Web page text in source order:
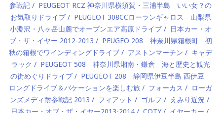
参戦記
PEUGEOT RCZ 神奈川県横須賀・三浦半島 いい女？の
お気取りドライブ
PEUGEOT 308CCローランギャロス 山梨県
小淵沢・八ヶ岳山麓でオープンエア高原ドライブ
日本カー・オ
ブ・ザ・イヤー 2012-2013
PEUGEO 208 神奈川県箱根町 初
秋の箱根でワインディングドライブ
アストンマーチン
キャデ
ラック
PEUGEOT 508 神奈川県湘南・鎌倉 海と歴史と観光
の街めぐりドライブ
PEUGEOT 208 静岡県伊豆半島 西伊豆
ロングドライブ＆バケーションを楽しむ旅
フォーカス
ローガ
ンズメディ耐参戦記 2013
フィアット ゴルフ
えみり近況